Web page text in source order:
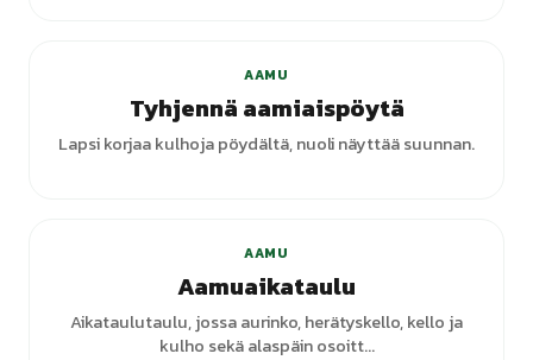
AAMU
Tyhjennä aamiaispöytä
Lapsi korjaa kulhoja pöydältä, nuoli näyttää suunnan.
AAMU
Aamuaikataulu
Aikataulutaulu, jossa aurinko, herätyskello, kello ja
kulho sekä alaspäin osoitt...